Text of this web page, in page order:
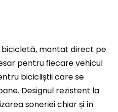
montat direct pe
pentru fiecare vehicul
bicicliștii care se
Designul rezistent la
soneriei chiar și în